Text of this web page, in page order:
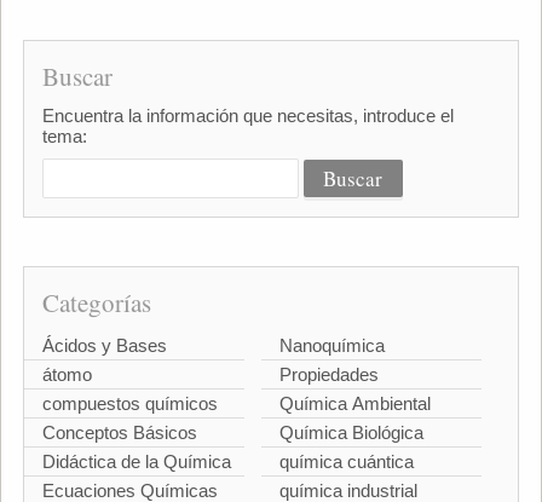
Buscar
Encuentra la información que necesitas, introduce el
tema:
Categorías
Ácidos y Bases
átomo
compuestos químicos
Conceptos Básicos
Didáctica de la Química
Ecuaciones Químicas
Nanoquímica
Propiedades
Química Ambiental
Química Biológica
química cuántica
química industrial